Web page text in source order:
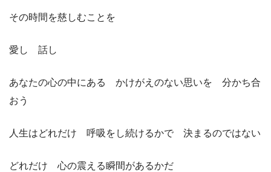
その時間を慈しむことを
愛し 話し
あなたの心の中にある かけがえのない思いを 分かち合
おう
人生はどれだけ 呼吸をし続けるかで 決まるのではない
どれだけ 心の震える瞬間があるかだ